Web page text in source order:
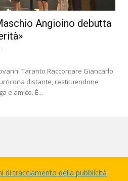
Angioino debutta
Taranto Raccontare Giancarlo
distante, restituendone
e amico. È...
di tracciamento della pubblicità